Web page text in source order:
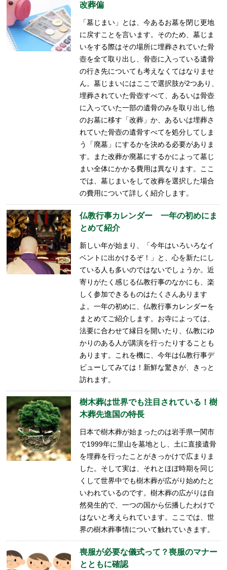
改葬偏
「墓じまい」とは、今あるお墓を閉じ更地
に戻すことを言います。そのため、墓じま
いをする際はその場所に埋葬されていた骨
壺を全て取り出し、骨壺に入っている遺骨
の行き先についても考えなくてはなりませ
ん。墓じまいにはここで選択肢が2つあり、
埋葬されていた骨壺すべて、あるいは骨壺
に入っていた一部の遺骨のみを取り出し他
のお墓に移す「改葬」か、あるいは埋葬さ
れていた骨壺の遺骨すべてを処分してしま
う「廃墓」にするかを決める必要がありま
す。また改葬か廃墓にするかによって墓じ
まい全体にかかる費用は異なります。ここ
では、墓じまいをして改葬を選択した場合
の費用について詳しく紹介します。
仏教行事カレンダー 一年の初めにま
とめて紹介
新しい年が始まり、「今年はいろいろなイ
ベントに出かけるぞ！」と、心を新たにし
ている人も多いのではないでしょうか。近
寄りがたく感じる仏教行事のなかにも、楽
しく参加できるものはたくさんあります
よ。一年の初めに、仏教行事カレンダーを
まとめてご紹介します。お寺によっては、
法要に合わせて縁日を開いたり、仏教にゆ
かりのある人が講演を行ったりすることも
あります。これを機に、今年は仏教行事デ
ビューしてみては！新鮮な驚きが、きっと
訪れます。
樹木葬は世界でも注目されている！樹
木葬先進国の特長
日本で樹木葬が始まったのは岩手県一関市
で1999年に里山を墓地とし、土に直接遺骨
を埋葬を行ったことがきっかけで広まりま
した。そして実は、それとほぼ時期を同じ
くして世界中でも樹木葬が広がり始めたと
いわれているのです。樹木葬の広がりは自
然発生的で、一つの国から伝播したわけで
はないと考えられています。ここでは、世
界の樹木葬事情について触れていきます。
喪服が必要な儀式って？喪服のマナー
とともに確認